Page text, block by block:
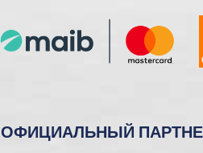
ОФИЦИАЛЬНЫЙ